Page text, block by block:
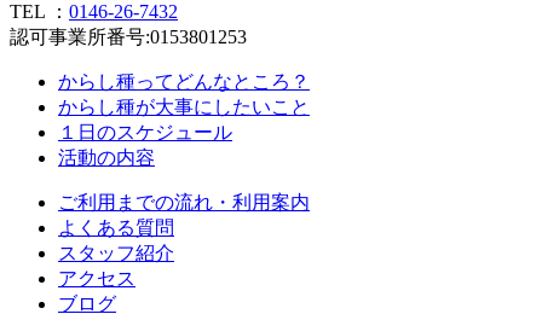
TEL ： 0146-26-7432
認可事業所番号:0153801253
からし種ってどんなところ？
からし種が大事にしたいこと
１日のスケジュール
活動の内容
ご利用までの流れ・利用案内
よくある質問
スタッフ紹介
アクセス
ブログ